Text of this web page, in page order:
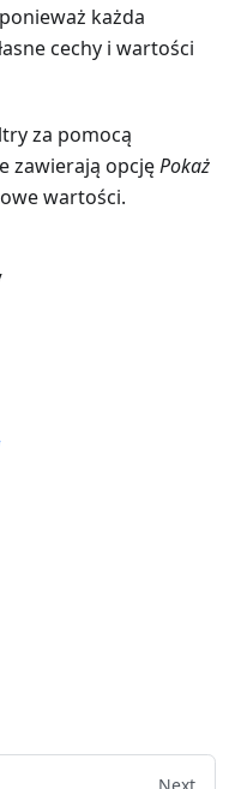
każda
cechy i wartości
za pomocą
zawierają opcjęPokaż
wartości.